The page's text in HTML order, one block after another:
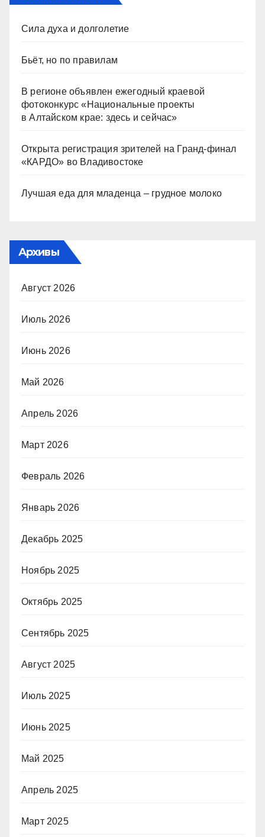
Сила духа и долголетие
Бьёт, но по правилам
В регионе объявлен ежегодный краевой
фотоконкурс «Национальные проекты
в Алтайском крае: здесь и сейчас»
Открыта регистрация зрителей на Гранд-финал
«КАРДО» во Владивостоке
Лучшая еда для младенца – грудное молоко
Архивы
Август 2026
Июль 2026
Июнь 2026
Май 2026
Апрель 2026
Март 2026
Февраль 2026
Январь 2026
Декабрь 2025
Ноябрь 2025
Октябрь 2025
Сентябрь 2025
Август 2025
Июль 2025
Июнь 2025
Май 2025
Апрель 2025
Март 2025